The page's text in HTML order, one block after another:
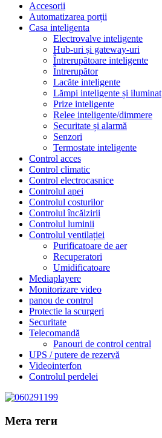
900 MDL.
Accesorii
Automatizarea porții
Casa inteligenta
Electrovalve inteligente
Hub-uri și gateway-uri
Întrerupătoare inteligente
Întrerupător
Lacăte inteligente
Lămpi inteligente și iluminat
Prize inteligente
Relee inteligente/dimmere
Securitate și alarmă
Senzori
Termostate inteligente
Control acces
Control climatic
Control electrocasnice
Controlul apei
Controlul costurilor
Controlul încălzirii
Controlul luminii
Controlul ventilației
Purificatoare de aer
Recuperatori
Umidificatoare
Mediaplayere
Monitorizare video
panou de control
Protectie la scurgeri
Securitate
Telecomandă
Panouri de control central
UPS / putere de rezervă
Videointerfon
Сontrolul perdelei
Мета теги